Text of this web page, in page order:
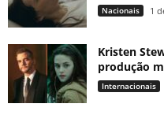
Nacionais 1
Kristen
produção
Internacionais